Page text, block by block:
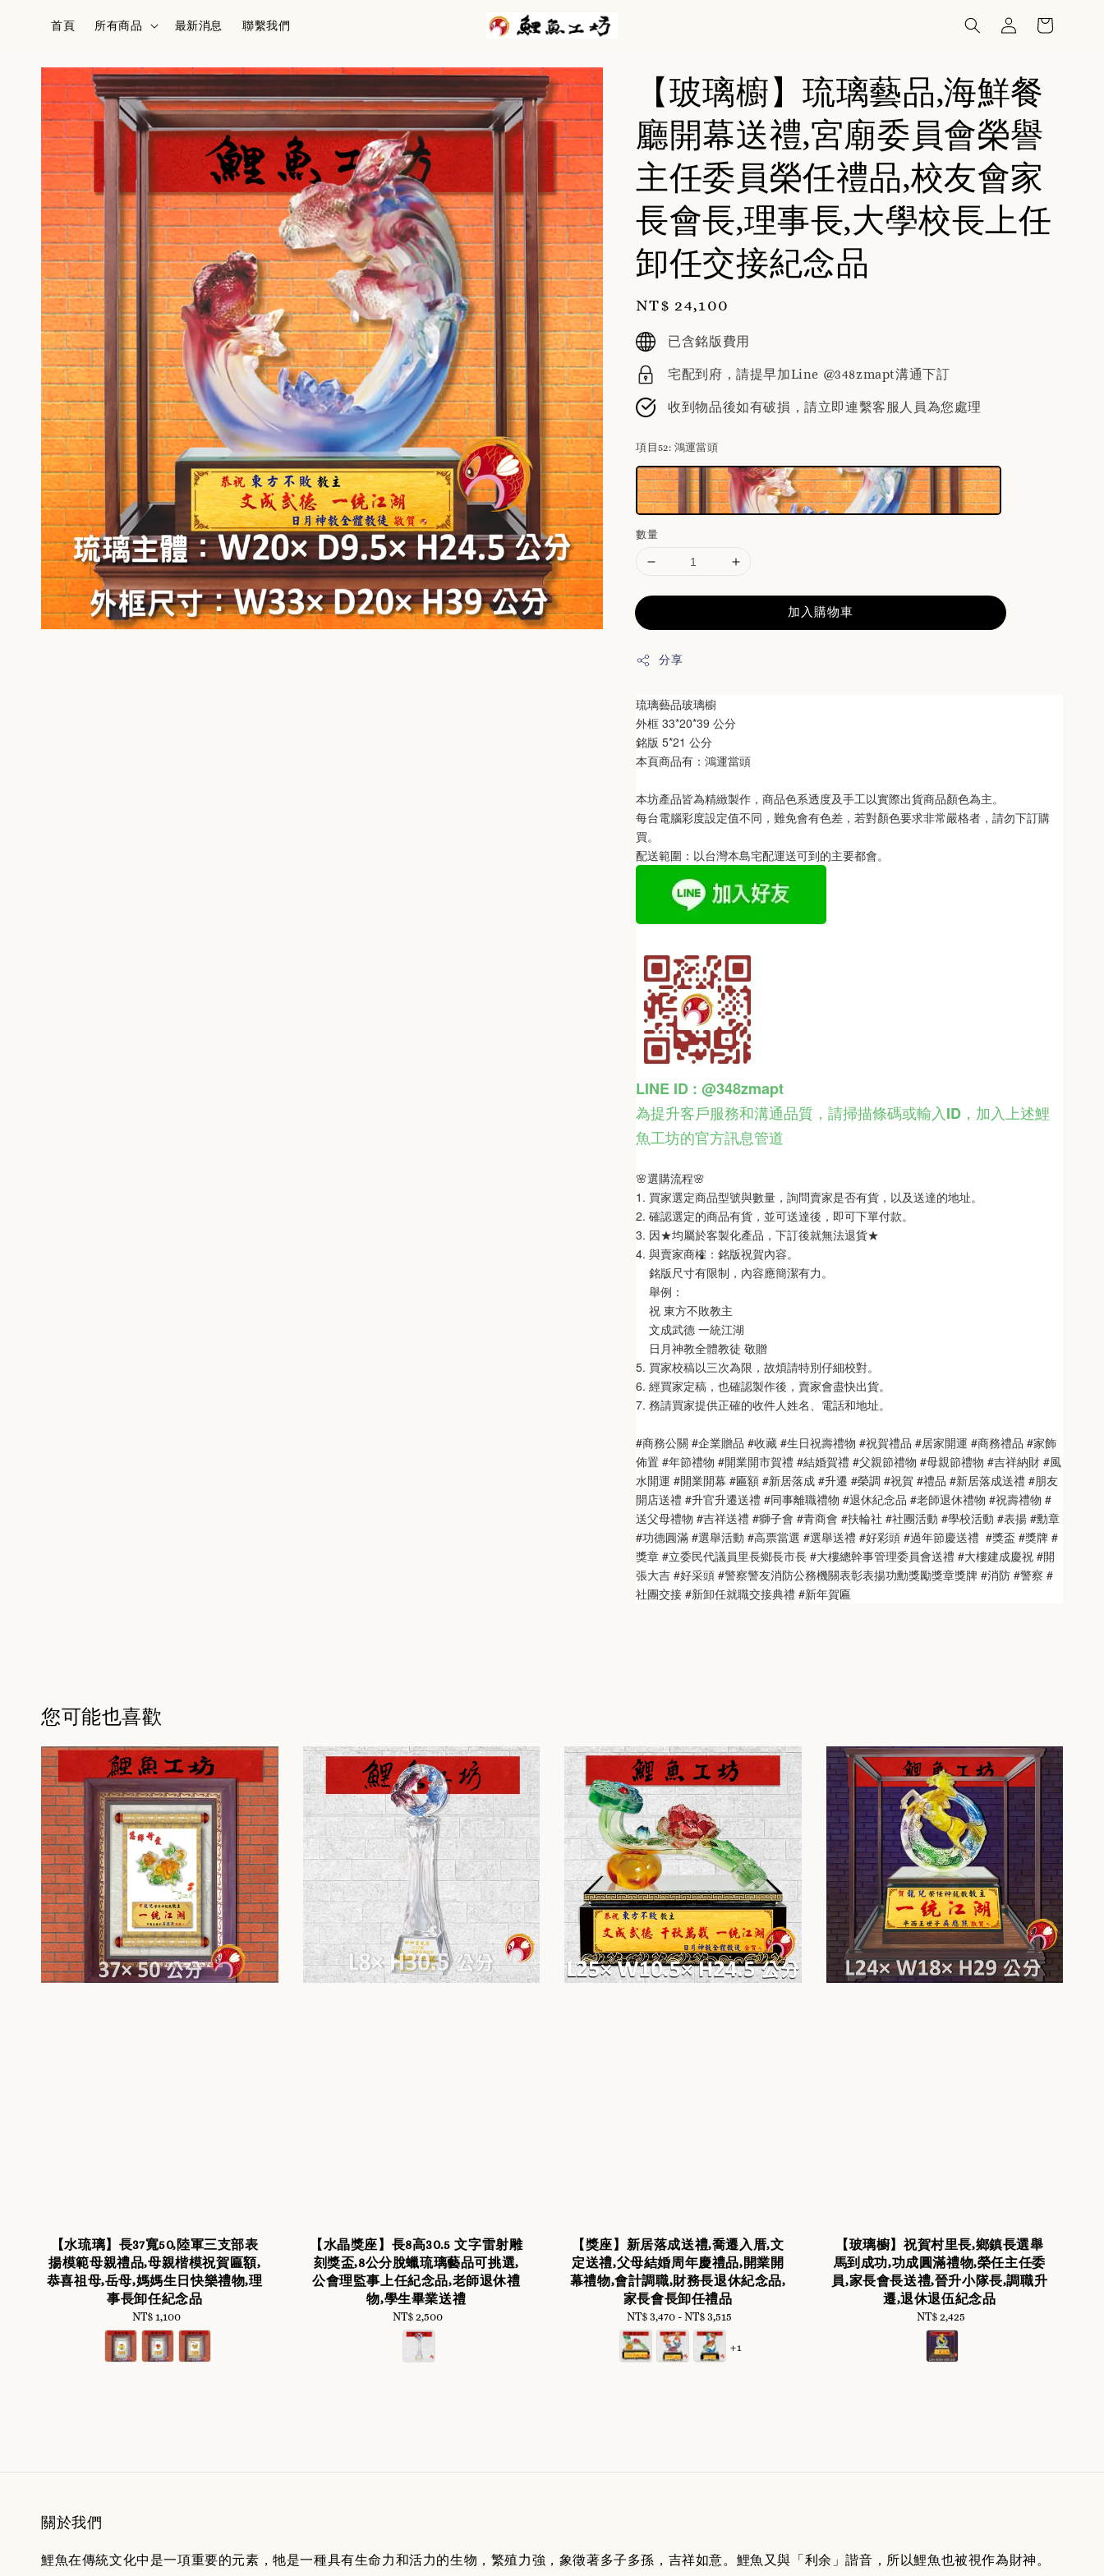
首頁 所有商品 最新消息 聯繫我們
【玻璃櫥】琉璃藝品,海鮮餐
廳開幕送禮,宮廟委員會榮譽
主任委員榮任禮品,校友會家
長會長,理事長,大學校長上任
卸任交接紀念品
Regular
price
NT$ 24,100
已含銘版費用
宅配到府，請提早加Line @348zmapt溝通下訂
收到物品後如有破損，請立即連繫客服人員為您處理
項目52: 鴻運當頭
數量
加入購物車
分享
琉璃藝品玻璃櫥
外框 33*20*39 公分
銘版 5*21 公分
本頁商品有：鴻運當頭
本坊產品皆為精緻製作，商品色系透度及手工以實際出貨商品顏色為主。
每台電腦彩度設定值不同，難免會有色差，若對顏色要求非常嚴格者，請勿下訂購
買。
配送範圍：以台灣本島宅配運送可到的主要都會。
LINE ID : @348zmapt
為提升客戶服務和溝通品質，請掃描條碼或輸入ID ， 加入上述鯉
魚工坊的官方訊息管道
🌸選購流程🌸
1. 買家選定商品型號與數量，詢問賣家是否有貨，以及送達的地址。
2. 確認選定的商品有貨，並可送達後，即可下單付款。
3. 因★均屬於客製化產品，下訂後就無法退貨★
4. 與賣家商榷：銘版祝賀內容。
銘版尺寸有限制，內容應簡潔有力。
舉例：
祝 東方不敗教主
文成武德 一統江湖
日月神教全體教徒 敬贈
5. 買家校稿以三次為限，故煩請特別仔細校對。
6. 經買家定稿，也確認製作後，賣家會盡快出貨。
7. 務請買家提供正確的收件人姓名、電話和地址。
#商務公關 #企業贈品 #收藏 #生日祝壽禮物 #祝賀禮品 #居家開運 #商務禮品 #家飾
佈置 #年節禮物 #開業開市賀禮 #結婚賀禮 #父親節禮物 #母親節禮物 #吉祥納財 #風
水開運 #開業開幕 #匾額 #新居落成 #升遷 #榮調 #祝賀 #禮品 #新居落成送禮 #朋友
開店送禮 #升官升遷送禮 #同事離職禮物 #退休紀念品 #老師退休禮物 #祝壽禮物 #
送父母禮物 #吉祥送禮 #獅子會 #青商會 #扶輪社 #社團活動 #學校活動 #表揚 #勳章
#功德圓滿 #選舉活動 #高票當選 #選舉送禮 #好彩頭 #過年節慶送禮  #獎盃 #獎牌 #
獎章 #立委民代議員里長鄉長市長 #大樓總幹事管理委員會送禮 #大樓建成慶祝 #開
張大吉 #好采頭 #警察警友消防公務機關表彰表揚功勳獎勵獎章獎牌 #消防 #警察 #
社團交接 #新卸任就職交接典禮 #新年賀匾
您可能也喜歡
【水琉璃】長37寬50,陸軍三支部表
揚模範母親禮品,母親楷模祝賀匾額,
恭喜祖母,岳母,媽媽生日快樂禮物,理
事長卸任紀念品
Regular
price
NT$ 1,100
【水晶獎座】長8高30.5 文字雷射雕
刻獎盃,8公分脫蠟琉璃藝品可挑選,
公會理監事上任紀念品,老師退休禮
物,學生畢業送禮
Regular
price
NT$ 2,500
【獎座】新居落成送禮,喬遷入厝,文
定送禮,父母結婚周年慶禮品,開業開
幕禮物,會計調職,財務長退休紀念品,
家長會長卸任禮品
Regular
price
NT$ 3,470 -NT$ 3,515
+1
【玻璃櫥】祝賀村里長,鄉鎮長選舉
馬到成功,功成圓滿禮物,榮任主任委
員,家長會長送禮,晉升小隊長,調職升
遷,退休退伍紀念品
Regular
price
NT$ 2,425
關於我們
鯉魚在傳統文化中是一項重要的元素，牠是一種具有生命力和活力的生物，繁殖力強，象徵著多子多孫，吉祥如意。鯉魚又與「利余」諧音，所以鯉魚也被視作為財神。